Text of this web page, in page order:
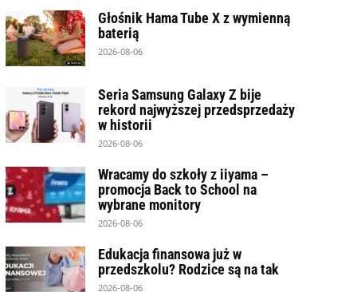
Głośnik Hama Tube X z wymienną
baterią
2026-08-06
Seria Samsung Galaxy Z bije
rekord najwyższej przedsprzedaży
w historii
2026-08-06
Wracamy do szkoły z iiyama –
promocja Back to School na
wybrane monitory
2026-08-06
Edukacja finansowa już w
przedszkolu? Rodzice są na tak
2026-08-06